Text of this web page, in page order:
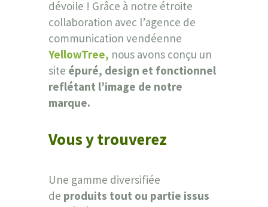
dévoile ! Grâce à notre étroite
collaboration avec l’agence de
communication vendéenne
YellowTree, nous avons conçu un
site épuré, design et fonctionnel
reflétant l’image de notre
marque.
Vous y trouverez
Une gamme diversifiée
de produits tout ou partie issus